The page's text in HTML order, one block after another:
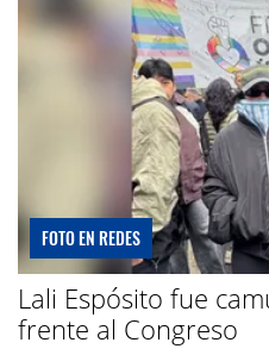
FOTO EN REDES
Lali Espósito fue
frente al Congreso